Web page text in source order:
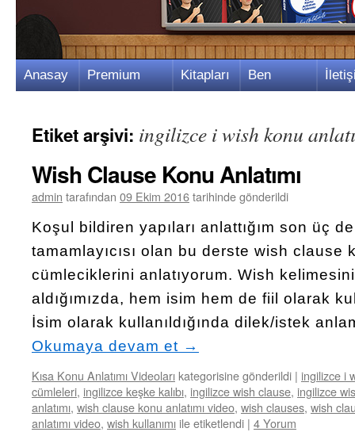
İçeriğe
Anasay Premium Kitapları Ben
Etiket arşivi: ingilizce i wish konu
Wish Clause Konu Anlatımı
admin tarafından 09 Ekim 2016tarihinde gönderildi
Koşul bildiren yapıları anlattığım son üç
tamamlayıcısı olan bu derste wish clause
cümleciklerini anlatıyorum. Wish
aldığımızda, hem isim hem de fiil olarak
İsim olarak kullanıldığında dilek/istek
Okumaya devam et →
Kısa Konu Anlatımı Videoları kategorisine gönderildi | ingilizce i
cümleleri, ingilizce keşke kalıbı, ingilizce wish clause, ingilizce
anlatımı, wish clause konu anlatımı video, wish clauses, wish
anlatımı video, wish kullanımı ile etiketlendi | 4 Yorum